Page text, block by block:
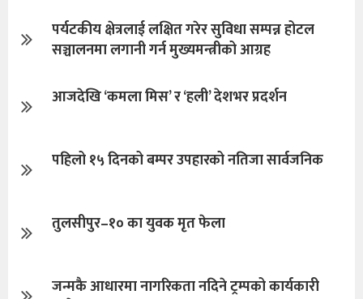
पर्यटकीय क्षेत्रलाई लक्षित गरेर सुविधा सम्पन्न होटल
सञ्चालनमा लगानी गर्न मुख्यमन्त्रीको आग्रह
आजदेखि ‘कमला मिस’ र ‘हली’ देशभर प्रदर्शन
पहिलो १५ दिनको बम्पर उपहारको नतिजा सार्वजनिक
तुलसीपुर–१० का युवक मृत फेला
जन्मकै आधारमा नागरिकता नदिने ट्रम्पको कार्यकारी